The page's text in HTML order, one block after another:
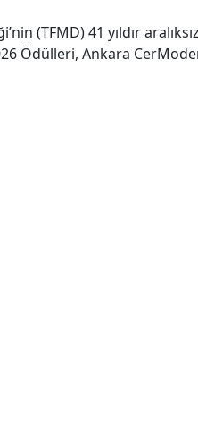
(TFMD) 41 yıldır
Ödülleri, Ankara